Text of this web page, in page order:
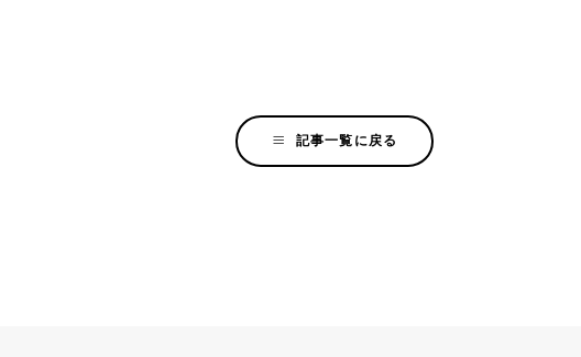
記事一覧に戻る